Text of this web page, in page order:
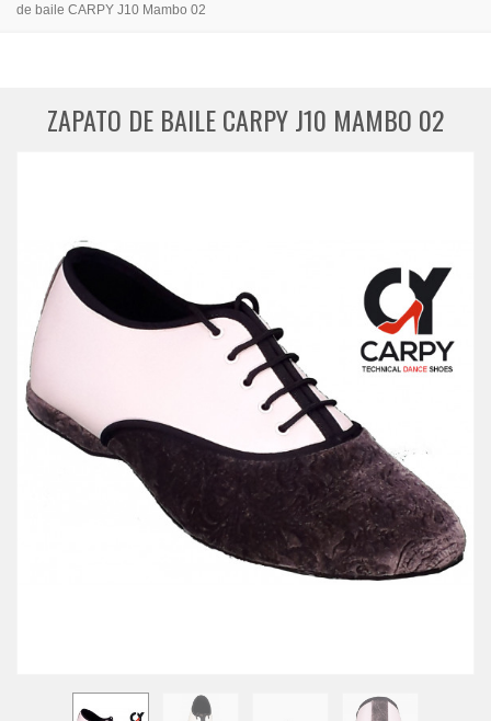
MEDIAS PROFESIONALES
de baile CARPY J10 Mambo 02
ZAPATO DE BAILE CARPY J10 MAMBO 02